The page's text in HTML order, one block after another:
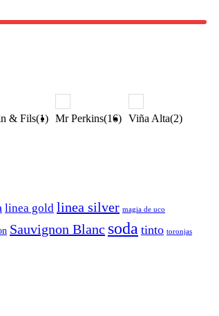
& Fils(1) Mr Perkins(16) Viña Alta(2)
linea gold linea silver magia de uco
Sauvignon Blanc soda tinto toronjas